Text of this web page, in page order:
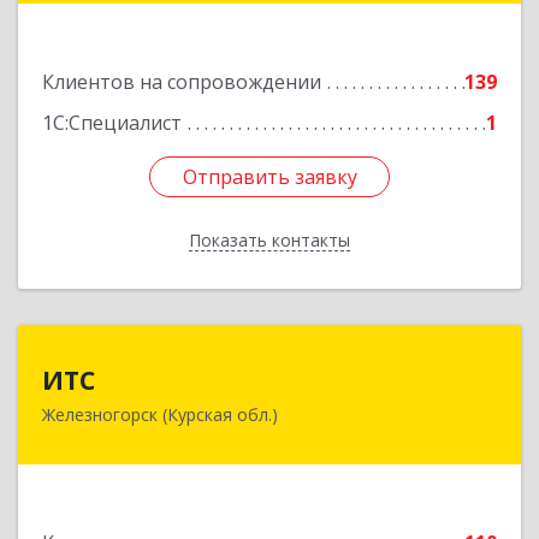
Клиентов на сопровождении
139
1С:Специалист
1
Отправить заявку
Показать контакты
Отправить заявку
Назад
ИТС
Железногорск (Курская обл.)
307178, Курская обл, Железногорск г,